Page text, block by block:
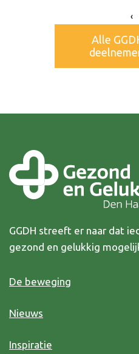
‹
Alle
GGDH streeft er naar dat
gezond en gelukkig
De beweging
Nieuws
Inspiratie